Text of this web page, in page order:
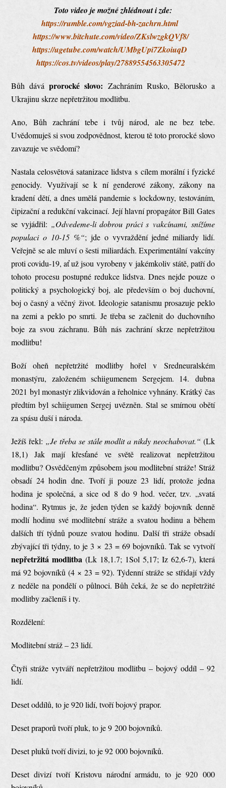
Toto video je možné zhlédnout i zde:
https://rumble.com/vgziad-bh-zachrn.html
https://www.bitchute.com/video/ZKslwzgkQVf8/
https://ugetube.com/watch/UMbgUpi7ZkoiuqD
https://cos.tv/videos/play/27889554563305472
Bůh dáváprorocké slovo: Zachráním Rusko, Bělorusko a
Ukrajinu skrze nepřetržitou modlitbu.
Ano, Bůh zachrání tebe i tvůj národ, ale ne bez tebe.
Uvědomuješ si svou zodpovědnost, kterou tě toto prorocké slovo
zavazuje ve svědomí?
Nastala celosvětová satanizace lidstva s cílem morální i fyzické
genocidy. Využívají se k ní genderové zákony, zákony na
kradení dětí, a dnes umělá pandemie s lockdowny, testováním,
čipizační a redukční vakcinací. Její hlavní propagátor Bill Gates
se vyjádřil: „Odvedeme-li dobrou práci s vakcínami, snížíme
populaci o 10-15 %“; jde o vyvraždění jedné miliardy lidí.
Veřejně se ale mluví o šesti miliardách. Experimentální vakcíny
proti covidu-19, ať už jsou vyrobeny v jakémkoliv státě, patří do
tohoto procesu postupné redukce lidstva. Dnes nejde pouze o
politický a psychologický boj, ale především o boj duchovní,
boj o časný a věčný život. Ideologie satanismu prosazuje peklo
na zemi a peklo po smrti. Je třeba se začlenit do duchovního
boje za svou záchranu. Bůh nás zachrání skrze nepřetržitou
modlitbu!
Boží oheň nepřetržité modlitby hořel v Sredneuralském
monastýru, založeném schiigumenem Sergejem. 14. dubna
2021 byl monastýr zlikvidován a řeholnice vyhnány. Krátký čas
předtím byl schiigumen Sergej uvězněn. Stal se smírnou obětí
za spásu duší i národa.
Ježíš řekl: „Je třeba se stále modlit a nikdy neochabovat.“ (Lk
18,1) Jak mají křesťané ve světě realizovat nepřetržitou
modlitbu? Osvědčeným způsobem jsou modlitební stráže! Stráž
obsadí 24 hodin dne. Tvoří ji pouze 23 lidí, protože jedna
hodina je společná, a sice od 8 do 9 hod. večer, tzv. „svatá
hodina“. Rytmus je, že jeden týden se každý bojovník denně
modlí hodinu své modlitební stráže a svatou hodinu a během
dalších tří týdnů pouze svatou hodinu. Další tři stráže obsadí
zbývající tři týdny, to je 3 × 23 = 69 bojovníků. Tak se vytvoří
nepřetržitá modlitba (Lk 18,1.7; 1Sol 5,17; Iz 62,6-7), která
má 92 bojovníků (4 × 23 = 92). Týdenní stráže se střídají vždy
z neděle na pondělí o půlnoci. Bůh čeká, že se do nepřetržité
modlitby začleníš i ty.
Rozdělení:
Modlitební stráž – 23 lidí.
Čtyři stráže vytváří nepřetržitou modlitbu – bojový oddíl – 92
lidí.
Deset oddílů, to je 920 lidí, tvoří bojový prapor.
Deset praporů tvoří pluk, to je 9 200 bojovníků.
Deset pluků tvoří divizi, to je 92 000 bojovníků.
Deset divizí tvoří Kristovu národní armádu, to je 920 000